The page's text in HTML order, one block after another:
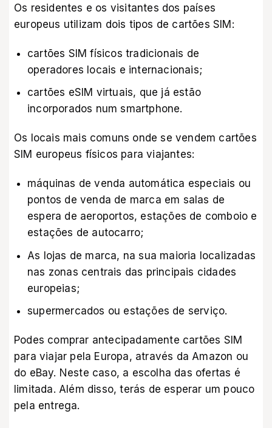
Os residentes e os visitantes dos países
europeus utilizam dois tipos de cartões SIM:
cartões SIM físicos tradicionais de
operadores locais e internacionais;
cartões eSIM virtuais, que já estão
incorporados num smartphone.
Os locais mais comuns onde se vendem cartões
SIM europeus físicos para viajantes:
máquinas de venda automática especiais ou
pontos de venda de marca em salas de
espera de aeroportos, estações de comboio e
estações de autocarro;
As lojas de marca, na sua maioria localizadas
nas zonas centrais das principais cidades
europeias;
supermercados ou estações de serviço.
Podes comprar antecipadamente cartões SIM
para viajar pela Europa, através da Amazon ou
do eBay. Neste caso, a escolha das ofertas é
limitada. Além disso, terás de esperar um pouco
pela entrega.